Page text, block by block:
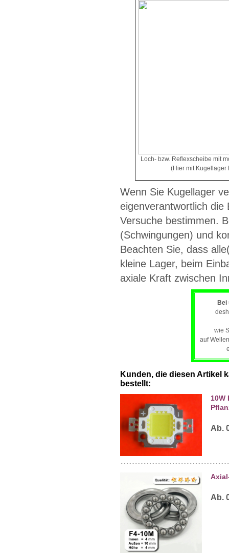
Loch- bzw. Reflexscheibe mit
(Hier mit Kugellager
Wenn Sie Kugellager
eigenverantwortlich die
Versuche bestimmen.
(Schwingungen) und
Beachten Sie, dass
kleine Lager, beim
axiale Kraft zwischen
Bei
wie
auf
Kunden, die diesen Artikel
bestellt:
10W
Ab.
Ab.